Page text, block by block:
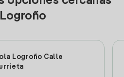
Logroño Calle